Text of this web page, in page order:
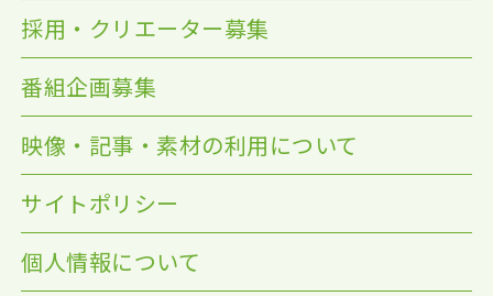
採用・クリエーター募集
番組企画募集
映像・記事・素材の利用について
サイトポリシー
個人情報について